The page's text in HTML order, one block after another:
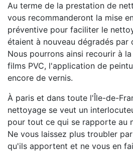
Au terme de la prestation de
vous recommanderont la mise
préventive pour faciliter le
étaient à nouveau dégradés
Nous pourrons ainsi recourir à
films PVC, l'application de
encore de vernis.
À paris et dans toute l'Île-de-
nettoyage se veut un
pour tout ce qui se rapporte au
Ne vous laissez plus troubler
qu'ils apportent et ne vous en